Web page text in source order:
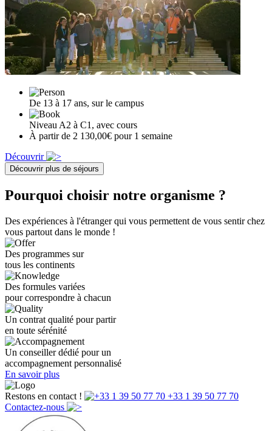
De 13 à 17 ans, sur le campus
Niveau A2 à C1, avec cours
À partir de 2 130,00€ pour 1 semaine
Découvrir
Découvrir plus de séjours
Pourquoi choisir notre organisme ?
Des expériences à l'étranger qui vous permettent de vous sentir chez
vous partout dans le monde !
Des programmes sur
tous les continents
Des formules variées
pour correspondre à chacun
Un contrat qualité pour partir
en toute sérénité
Un conseiller dédié pour un
accompagnement personnalisé
En savoir plus
Restons en contact !
+33 1 39 50 77 70
Contactez-nous